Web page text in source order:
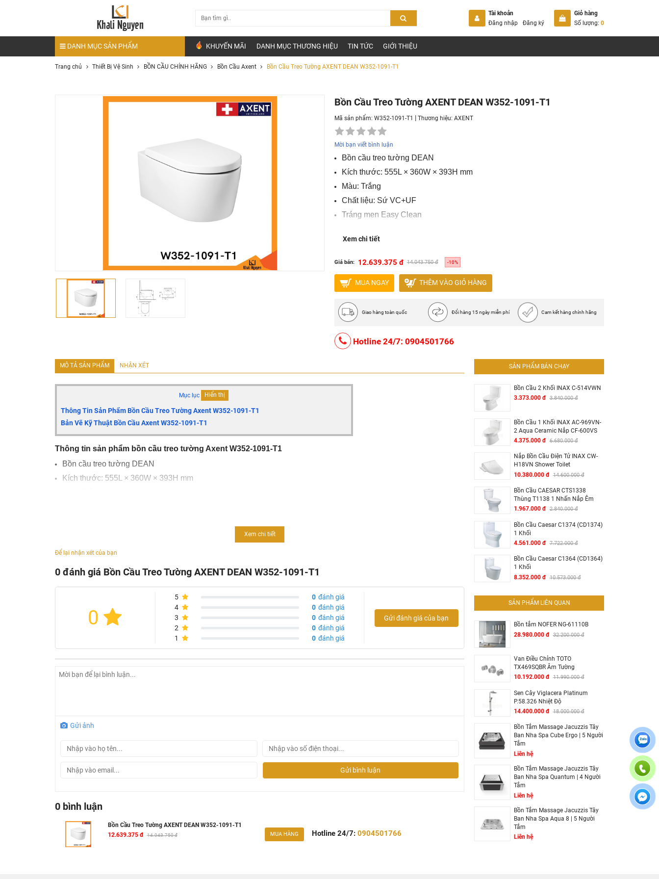
Tài khoản
Đăng nhập
Đăng ký
Giỏ hàng
Số lượng: 0
DANH MỤC SẢN PHẨM KHUYẾN MÃI DANH MỤC THƯƠNG HIỆU TIN TỨC GIỚI THIỆU
Trang chủ Thiết Bị Vệ Sinh BỒN CẦU CHÍNH HÃNG Bồn Cầu Axent Bồn Cầu Treo Tường AXENT DEAN W352-1091-T1
Bồn Cầu Treo Tường AXENT DEAN W352-1091-T1
Mã sản phẩm: W352-1091-T1 |Thương hiệu:AXENT
Mời bạn viết bình luận
Bồn cầu treo tường DEAN
Kích thước: 555L × 360W × 393H mm
Màu: Trắng
Chất liệu: Sứ VC+UF
Tráng men Easy Clean
Tâm xả: 226mm
Xem chi tiết
Giá bán: 12.639.375 đ 14.043.750 đ -10%
MUA NGAY THÊM VÀO GIỎ HÀNG
Giao hàng toàn quốc Đổi hàng 15 ngày miễn phí Cam kết hàng chính hãng
Hotline 24/7: 0904501766
MÔ TẢ SẢN PHẨM NHẬN XÉT
Mục lục Hiển thị
Thông Tin Sản Phẩm Bồn Cầu Treo Tường Axent W352-1091-T1
Bản Vẽ Kỹ Thuật Bồn Cầu Axent W352-1091-T1
Thông tin sản phẩm bồn cầu treo tường Axent W352-1091-T1
Bồn cầu treo tường DEAN
Kích thước: 555L × 360W × 393H mm
Tâm xả: 226mm
Xuất xứ: Thụy Sỹ
Xem chi tiết
Để lại nhận xét của bạn
0 đánh giá Bồn Cầu Treo Tường AXENT DEAN W352-1091-T1
0
5 0 đánh giá
4
0 đánh giá
3
0 đánh giá
2
0 đánh giá
1
0 đánh giá
Gửi đánh giá của bạn
Gửi ảnh
Gửi bình luận
0 bình luận
Bồn Cầu Treo Tường AXENT DEAN W352-1091-T1
12.639.375 đ
14.043.750 đ MUA HÀNG Hotline 24/7:0904501766
SẢN PHẨM BÁN CHẠY
Bồn Cầu 2 Khối INAX C-514VWN
3.373.000 đ 3.840.000 đ
Bồn Cầu 1 Khối INAX AC-969VN-
2 Aqua Ceramic Nắp CF-600VS
4.375.000 đ 6.680.000 đ
Nắp Bồn Cầu Điện Tử INAX CW-
H18VN Shower Toilet
10.380.000 đ 14.600.000 đ
Bồn Cầu CAESAR CTS1338
Thùng T1138 1 Nhấn Nắp Êm
1.967.000 đ 2.840.000 đ
Bồn Cầu Caesar C1374 (CD1374)
1 Khối
4.561.000 đ 7.722.000 đ
Bồn Cầu Caesar C1364 (CD1364)
1 Khối
8.352.000 đ 10.573.000 đ
SẢN PHẨM LIÊN QUAN
Bồn tắm NOFER NG-61110B
28.980.000 đ 32.200.000 đ
Van Điều Chỉnh TOTO
TX469SQBR Âm Tường
10.192.000 đ 11.990.000 đ
Sen Cây Viglacera Platinum
P.58.326 Nhiệt Độ
14.400.000 đ 18.000.000 đ
Bồn Tắm Massage Jacuzzis Tây
Ban Nha Spa Cube Ergo | 5 Người
Tắm
Liên hệ
Bồn Tắm Massage Jacuzzis Tây
Ban Nha Spa Quantum | 4 Người
Tắm
Liên hệ
Bồn Tắm Massage Jacuzzis Tây
Ban Nha Spa Aqua 8 | 5 Người
Tắm
Liên hệ